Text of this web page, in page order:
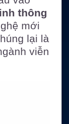
thông
mới
lại là
viễn